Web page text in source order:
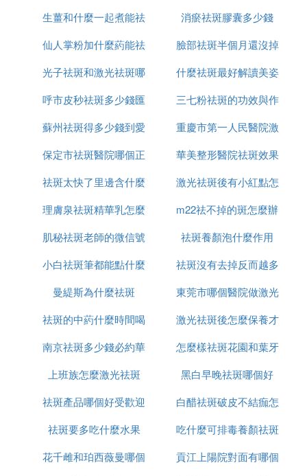
⑥ 珂婭斯祛斑公司正規嗎
珂婭斯是廣東省廣州艾菲爾生物科技有限公司的品牌
珂婭斯祛斑成立於2018年，是美容保健行業的一匹黑
馬。其隸屬於廣州艾菲爾生物科技有限公司，以祛斑
美容等服務深受消費者喜愛，賺足口碑的同時也擁有
了一批忠實的顧客群。廣州艾菲爾生物科技有限公司
皮膚的品牌專家。一直以來公司致力於健康肌膚美容
及綠色營養的研發與臨床實驗。珂婭斯祛斑祛痘應運
美康
好
生薑和什麼一起煮能祛
斑
消瘀祛斑膠囊多少錢
仙人掌粉加什麼葯能祛
斑
臉部祛斑半個月還沒掉
痂怎麼辦
光子祛斑和激光祛斑哪
個更安全
什麼祛斑最好解讀美姿
爾
呼市皮秒祛斑多少錢匯
仁京美
三七粉祛斑的功效與作
用是什麼
蘇州祛斑得多少錢到愛
思特簡介
重慶市第一人民醫院激
光祛斑怎麼樣
保定市祛斑醫院哪個正
規
華美整形醫院祛斑效果
怎麼樣
祛斑太快了里邊含什麼
成分
激光祛斑後有小紅點怎
麼回事
理膚泉祛斑精華乳怎麼
用
m22祛不掉的斑怎麼辦
肌秘祛斑老師的微信號
是多少
祛斑養顏泡什麼作用
小白祛斑筆都能點什麼
祛斑沒有去掉反而越多
怎麼辦
曼緹斯為什麼祛斑
東莞市哪個醫院做激光
祛斑好
祛斑的中葯什麼時間喝
最好
激光祛斑後怎麼保養才
恢復的好
南京祛斑多少錢必約華
美n高效
怎麼樣祛斑花園和葉牙
上班族怎麼激光祛斑
黑白早晚祛斑哪個好
祛斑產品哪個好受歡迎
美姿爾
白醋祛斑破皮不結痂怎
麼辦
祛斑要多吃什麼水果
吃什麼可排毒養顏祛斑
花千雌和珀西薇曼哪個
貢江上陽院對面有哪個